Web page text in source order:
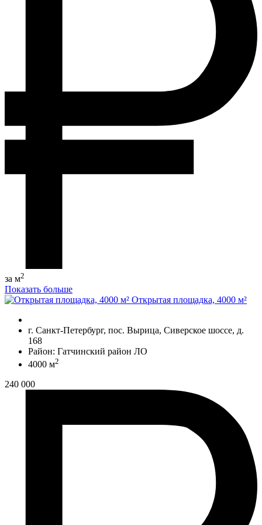
за м2
Показать больше
Открытая площадка, 4000 м²
г. Санкт-Петербург, пос. Вырица, Сиверское шоссе, д.
168
Район: Гатчинский район ЛО
4000 м2
240 000